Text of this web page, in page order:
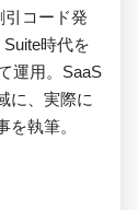
引コード発
時代を
運用。SaaS
に、実際に
執筆。